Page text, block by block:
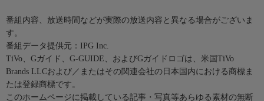
番組内容、放送時間などが実際の放送内容と異なる場合がございま
す。
番組データ提供元：IPG Inc.
TiVo、Gガイド、G-GUIDE、およびGガイドロゴは、米国TiVo
Brands LLCおよび／またはその関連会社の日本国内における商標ま
たは登録商標です。
このホームページに掲載している記事・写真等あらゆる素材の無断